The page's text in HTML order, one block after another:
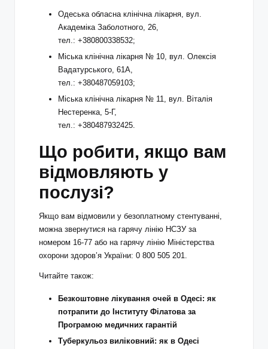
Одеська обласна клінічна лікарня, вул.
Академіка Заболотного, 26,
тел.: +380800338532;
Міська клінічна лікарня № 10, вул. Олексія
Вадатурського, 61А,
тел.: +380487059103;
Міська клінічна лікарня № 11, вул. Віталія
Нестеренка, 5-Г,
тел.: +380487932425.
Що робити, якщо вам
відмовляють у
послузі?
Якщо вам відмовили у безоплатному стентуванні,
можна звернутися на гарячу лінію НСЗУ за
номером 16-77 або на гарячу лінію Міністерства
охорони здоров’я України: 0 800 505 201.
Читайте також:
Безкоштовне лікування очей в Одесі: як
потрапити до Інституту Філатова за
Програмою медичних гарантій
Туберкульоз виліковний: як в Одесі